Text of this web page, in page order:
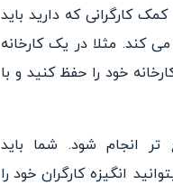
کارگرانی که دارید باید
می کند.‌ مثلا در یک کارخانه
خود را حفظ کنید و با
تر انجام شود. شما باید
انگیزه کارگران خود را